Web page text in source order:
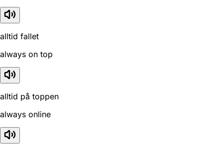
alltid fallet
always on top
alltid på toppen
always online